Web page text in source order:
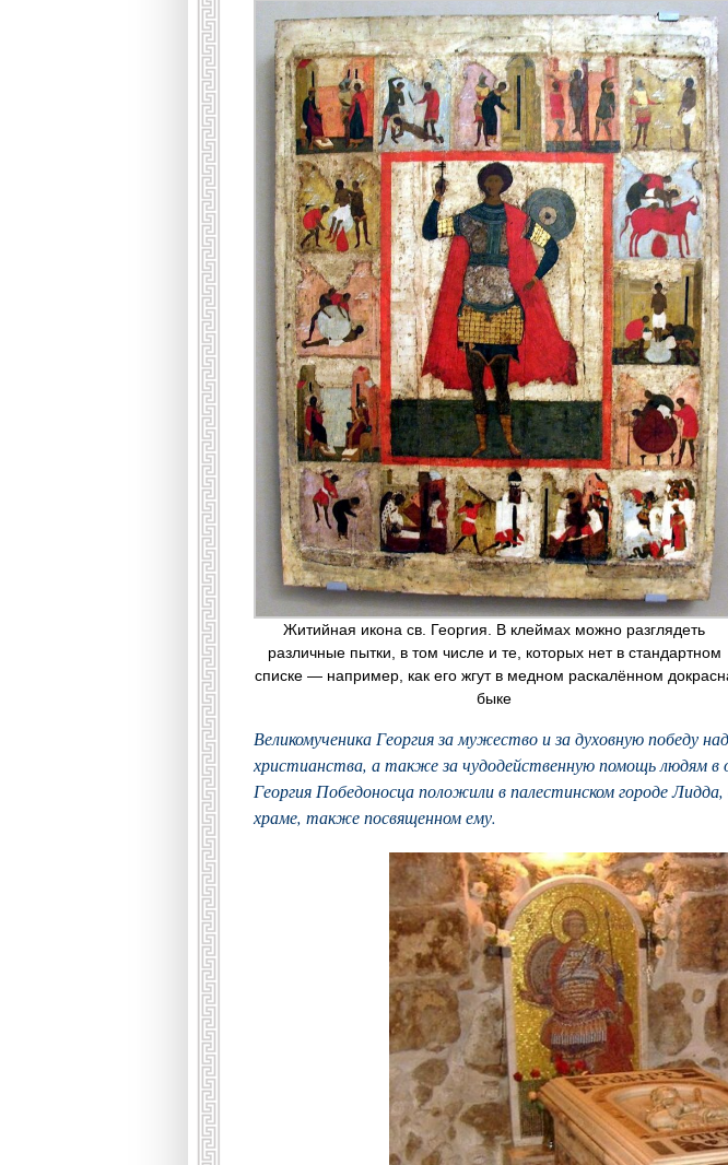
Житийная икона св. Георгия. В клеймах можно разглядеть
различные пытки, в том числе и те, которых нет в стандартном
списке — например, как его жгут в медном раскалённом
быке
Великомученика Георгия за мужество и за духовную победу
христианства, а также за чудодейственную помощь людям
Георгия Победоносца положили в палестинском городе
храме, также посвященном ему.